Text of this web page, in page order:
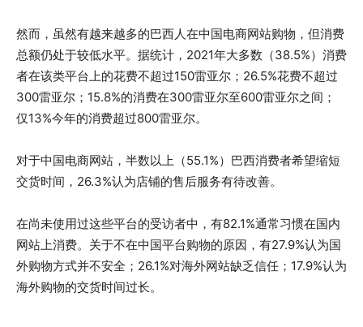
然而，虽然有越来越多的巴西人在中国电商网站购物，但消费
总额仍处于较低水平。据统计，2021年大多数（38.5%）消费
者在该类平台上的花费不超过150雷亚尔；26.5%花费不超过
300雷亚尔；15.8%的消费在300雷亚尔至600雷亚尔之间；
仅13%今年的消费超过800雷亚尔。
对于中国电商网站，半数以上（55.1%）巴西消费者希望缩短
交货时间，26.3%认为店铺的售后服务有待改善。
在尚未使用过这些平台的受访者中，有82.1%通常习惯在国内
网站上消费。关于不在中国平台购物的原因，有27.9%认为国
外购物方式并不安全；26.1%对海外网站缺乏信任；17.9%认为
海外购物的交货时间过长。